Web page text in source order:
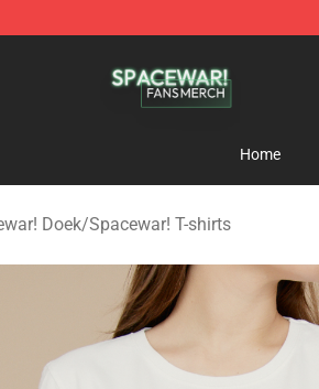
Home
Doek/Spacewar! T-shirts